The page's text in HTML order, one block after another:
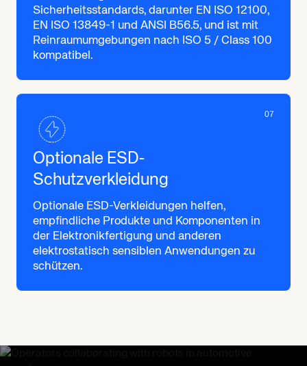
Sicherheitsstandards, darunter EN ISO 12100,
EN ISO 13849-1 und ANSI B56.5, und ist mit
Reinraumumgebungen nach ISO 5 / Class 100
kompatibel.
07
Optionale ESD-
Schutzverkleidung
Optionale ESD-Verkleidungen helfen,
empfindliche Produkte und Komponenten in
der Elektronikfertigung und anderen
elektrostatisch sensiblen Anwendungen zu
schützen.